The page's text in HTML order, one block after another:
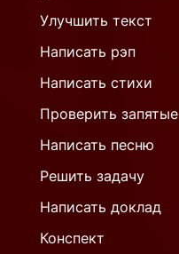
Улучшить текст
Написать рэп
Написать стихи
Проверить запятые
Написать песню
Решить задачу
Написать доклад
Конспект